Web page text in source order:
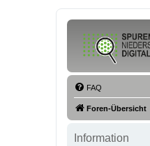
FAQ
Foren-Übersicht
Information